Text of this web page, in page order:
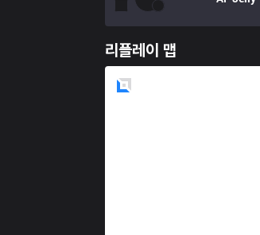
리플레이 맵